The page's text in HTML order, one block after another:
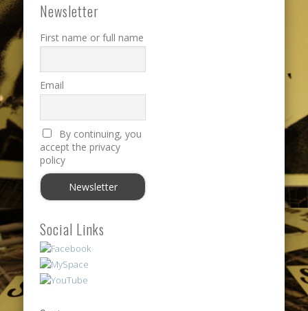
Newsletter
First name or full name
Email
By continuing, you
accept the privacy
policy
Social Links